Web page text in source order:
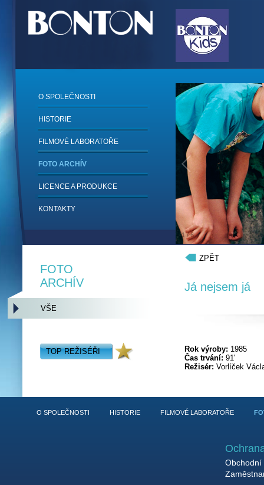
1/6
O SPOLEČNOSTI
HISTORIE
FILMOVÉ LABORATOŘE
FOTO ARCHÍV
LICENCE A PRODUKCE
KONTAKTY
ZPĚT
Já nejsem já
Rok výroby: 1985
Čas trvání: 91'
Režisér: Vorlíček
FOTO
ARCHÍV
VŠE
TOP REŽISÉŘI
O SPOLEČNOSTI HISTORIE FILMOVÉ LABORATOŘE
Obchodní